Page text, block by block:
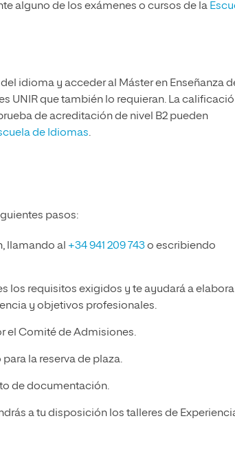
alguno de los exámenes o cursos de la
idioma y acceder al Máster en Enseñanza
UNIR que también lo requieran. La
de acreditación de nivel B2 pueden
de Idiomas.
pasos:
llamando al +34 941 209 743o escribiendo
los requisitos exigidos y te ayudará a
y objetivos profesionales.
el Comité de Admisiones.
la reserva de plaza.
de documentación.
a tu disposición los talleres de